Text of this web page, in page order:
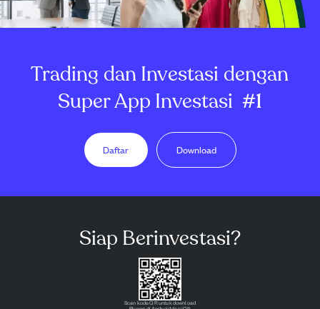
Trading dan Investasi dengan
Super App Investasi #1
Daftar Download
Siap Berinvestasi?
Scan kode QR untuk download